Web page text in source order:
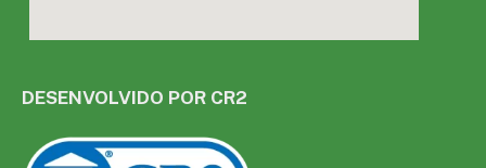
DESENVOLVIDO POR CR2